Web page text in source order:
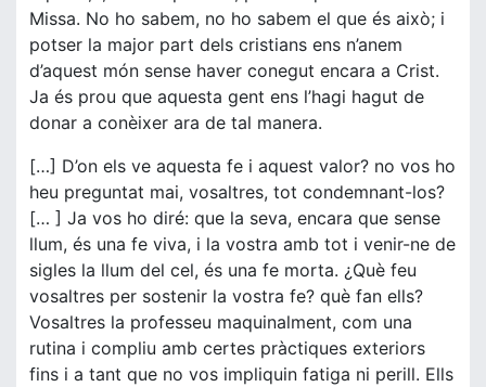
Missa. No ho sabem, no ho sabem el que és això; i
potser la major part dels cristians ens n’anem
d’aquest món sense haver conegut encara a Crist.
Ja és prou que aquesta gent ens l’hagi hagut de
donar a conèixer ara de tal manera.
[…] D’on els ve aquesta fe i aquest valor? no vos ho
heu preguntat mai, vosaltres, tot condemnant-los?
[… ] Ja vos ho diré: que la seva, encara que sense
llum, és una fe viva, i la vostra amb tot i venir-ne de
sigles la llum del cel, és una fe morta. ¿Què feu
vosaltres per sostenir la vostra fe? què fan ells?
Vosaltres la professeu maquinalment, com una
rutina i compliu amb certes pràctiques exteriors
fins i a tant que no vos impliquin fatiga ni perill. Ells